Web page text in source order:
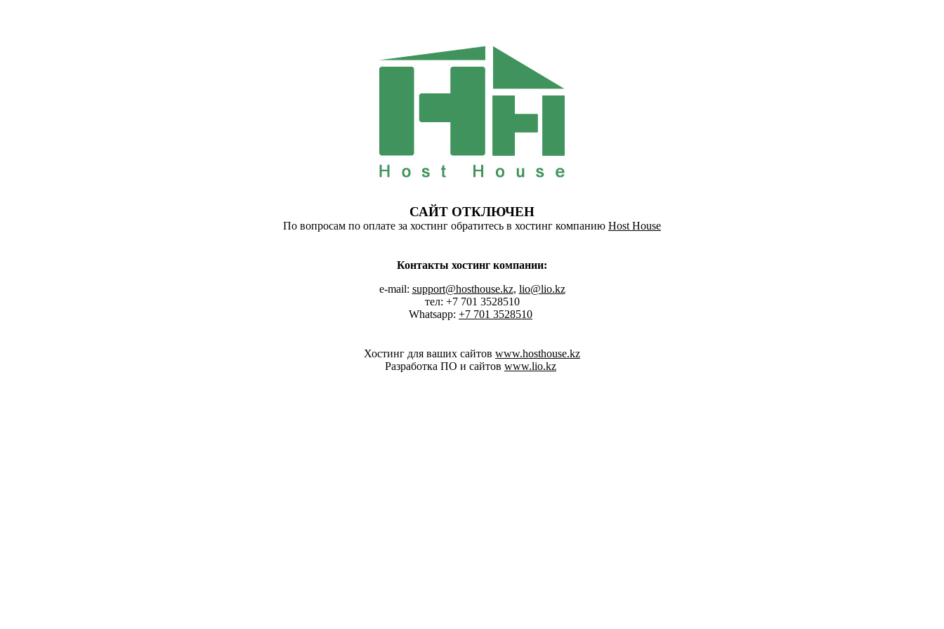
САЙТ ОТКЛЮЧЕН
По вопросам по оплате за хостинг обратитесь в хостинг компанию Host House
Контакты хостинг компании:
e-mail: support@hosthouse.kz, lio@lio.kz
тел: +7 701 3528510
Whatsapp: +7 701 3528510
Хостинг для ваших сайтов www.hosthouse.kz
Разработка ПО и сайтов www.lio.kz